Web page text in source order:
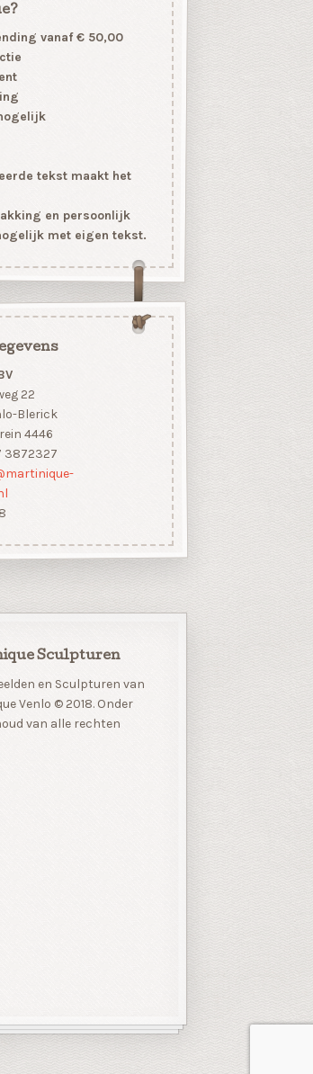
vanaf € 50,00
tekst maakt het
en persoonlijk
met eigen tekst.
22
Blerick
4446
3872327
Sculpturen
en Sculpturen van
Venlo © 2018. Onder
van alle rechten